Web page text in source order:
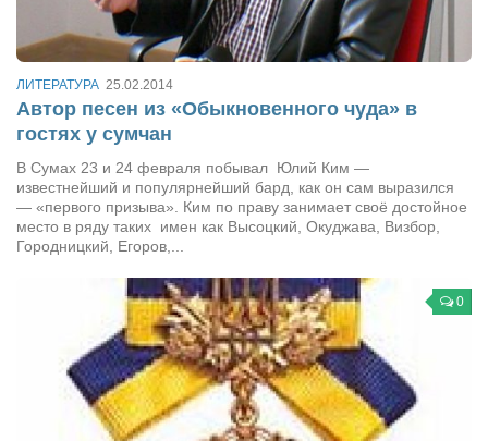
«Траверс» — экипировочный центр
Александр Гвоздик
Александр Кугук
Музыканты
Евгений Касьяненко
Сергей Коноз
Денис Федченко
Звукорежиссёры
Alfom Studio
Guitarproduction Studio
Писатели
ЛИТЕРАТУРА 25.02.2014
Автор песен из «Обыкновенного чуда» в
гостях у сумчан
В Сумах 23 и 24 февраля побывал Юлий Ким —
известнейший и популярнейший бард, как он сам выразился
— «первого призыва». Ким по праву занимает своё достойное
место в ряду таких имен как Высоцкий, Окуджава, Визбор,
Городницкий, Егоров,...
0